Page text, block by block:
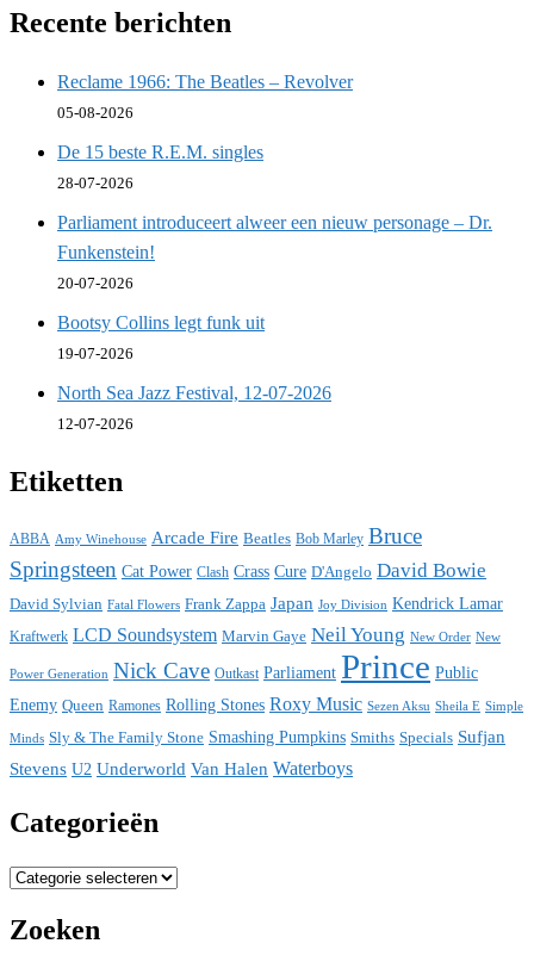
Recente berichten
Reclame 1966: The Beatles – Revolver
05-08-2026
De 15 beste R.E.M. singles
28-07-2026
Parliament introduceert alweer een nieuw personage – Dr.
Funkenstein!
20-07-2026
Bootsy Collins legt funk uit
19-07-2026
North Sea Jazz Festival, 12-07-2026
12-07-2026
Etiketten
ABBA Amy Winehouse Arcade Fire Beatles Bob Marley Bruce
Springsteen Cat Power Clash Crass Cure D'Angelo David Bowie
David Sylvian Fatal Flowers Frank Zappa Japan Joy Division Kendrick Lamar
Kraftwerk LCD Soundsystem Marvin Gaye Neil Young New Order New
Power Generation Nick Cave Outkast Parliament Prince Public
Enemy Queen Ramones Rolling Stones Roxy Music Sezen Aksu Sheila E Simple
Minds Sly & The Family Stone Smashing Pumpkins Smiths Specials Sufjan
Stevens U2 Underworld Van Halen Waterboys
Categorieën
Categorieën
Zoeken